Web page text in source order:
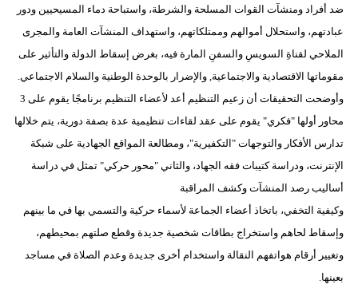
ضد أفراد ومنشآت القوات المسلحة والشرطة، واستباحة دماء المسيحيين ودور
عبادتهم، واستحلال أموالهم وممتلكاتهم، واستهداف المنشآت العامة والمجرى
الملاحي لقناةِ السويسِ والسفنِ المارة فيه، بغرض إسقاط الدولة والتأثير على
مقوماتها الاقتصادية والاجتماعية, والإضرار بالوحدة الوطنية والسلام الاجتماعي.
وأوضحت التحقيقات أن زعيم التنظيم أعد لأعضاء التنظيم برنامجًا يقوم على 3
محاور أولها "فكري" يقوم على عقد لقاءات تنظيمية عدة بصفة دورية، يتم خلالها
تدارس الأفكار والتوجهات "التكفيرية"، ومطالعة المواقع الجهادية على شبكة
الإنترنت، ودراسة كتيبات فقه الجهاد، والثاني "محور حركي" تمثل في دراسة
أساليب رصد المنشآت وكشف المراقبة
وكيفية التخفي، باتخاذ أعضاء الجماعة لأسماء حركية والتسمي بها في ما بينهم
وإسقاط لحاهم واستخراج بطاقات شخصية جديدة وقطع صلتهم بمحيطهم،
وتغيير أرقام هواتفهم النقالة واستخدام أخرى جديدة وعدم الصلاة في مساجد
بعينها.